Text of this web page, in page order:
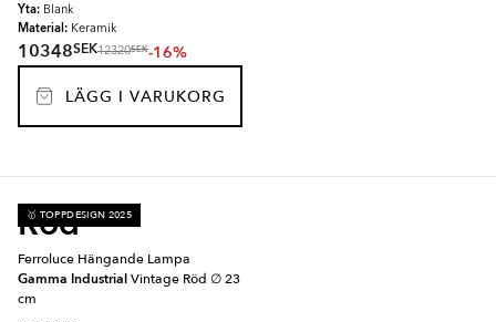
Yta: Blank
Material: Keramik
10348SEK12320SEK-16%
LÄGG I VARUKORG
Röd
🥇 TOPPDESIGN 2025
Ferroluce Hängande Lampa
Gamma IndustrialVintage Röd ∅ 23
cm